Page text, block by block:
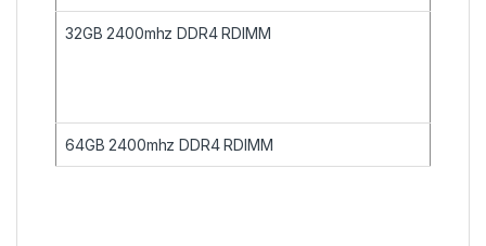
32GB 2400mhz DDR4 RDIMM
64GB 2400mhz DDR4 RDIMM